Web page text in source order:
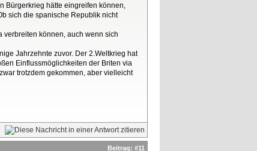
Bürgerkrieg hätte eingreifen können,
sich die spanische Republik nicht
verbreiten können, auch wenn sich
Jahrzehnte zuvor. Der 2.Weltkrieg hat
Einflussmöglichkeiten der Briten via
trotzdem gekommen, aber vielleicht
Beitrag: #11